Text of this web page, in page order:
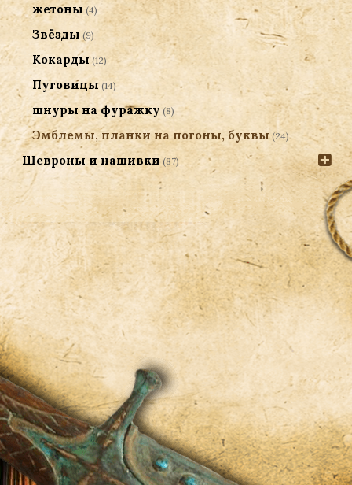
жетоны (4)
Звёзды (9)
Кокарды (12)
Пуговицы (14)
шнуры на фуражку (8)
Эмблемы, планки на погоны, буквы (24)
Шевроны и нашивки (87)